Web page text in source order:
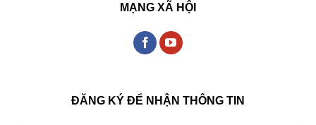
MẠNG XÃ HỘI
ĐĂNG KÝ ĐỂ NHẬN THÔNG TIN